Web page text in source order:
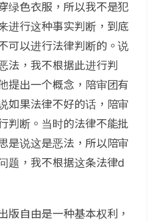
绿色衣服，所以我不是犯
进行这种事实判断，到底
可以进行法律判断的。说
法，我不根据此进行判
提出一个概念，陪审团有
如果法律不好的话，陪审
判断。当时的法律不能批
是说这是恶法，所以陪审
题，我不根据这条法律d
版自由是一种基本权利，